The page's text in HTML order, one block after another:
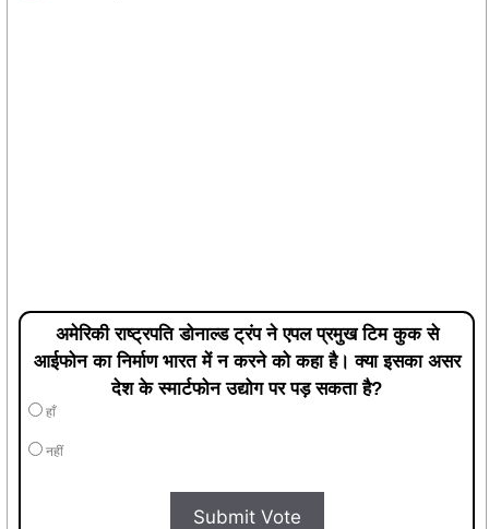
अमेरिकी राष्ट्रपति डोनाल्ड ट्रंप ने एपल प्रमुख टिम कुक से
आईफोन का निर्माण भारत में न करने को कहा है। क्या इसका असर
देश के स्मार्टफोन उद्योग पर पड़ सकता है?
हाँ
नहीं
Submit Vote